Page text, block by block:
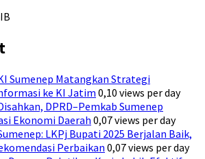
Sumenep Matangkan Strategi
ke KI Jatim0,10 views per day
DPRD–Pemkab Sumenep
Ekonomi Daerah0,07 views per day
LKPj Bupati 2025 Berjalan Baik,
Perbaikan 0,07 views per day